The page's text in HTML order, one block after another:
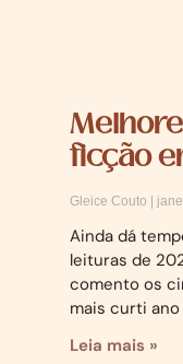
ficção
Gleice Couto
Ainda dá
leituras de
comento os
mais curti ano
Leia mais »